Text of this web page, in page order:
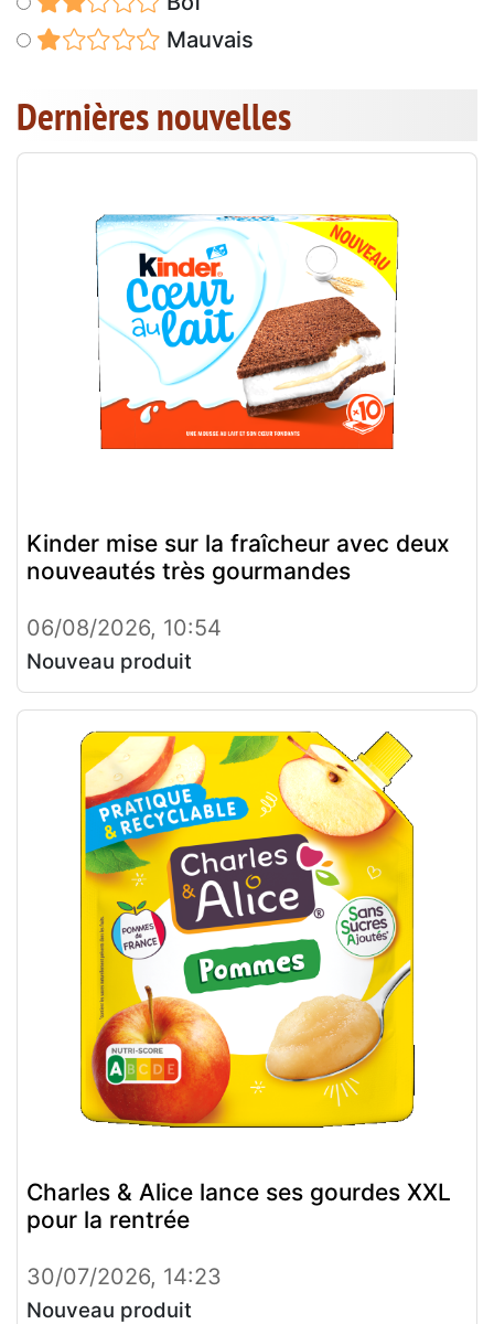
Mauvais
Dernières nouvelles
Kinder mise sur la fraîcheur avec deux
nouveautés très gourmandes
06/08/2026, 10:54
Nouveau produit
Charles & Alice lance ses gourdes XXL
pour la rentrée
30/07/2026, 14:23
Nouveau produit